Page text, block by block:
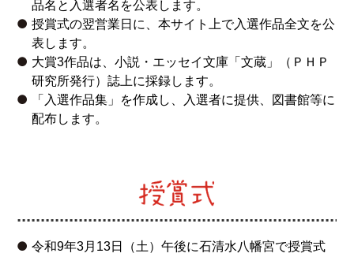
授賞式を石清水八幡宮清峯殿で行いました。
2017.09.22
10月13日（金）選考委員長・山折哲雄さんによるエッ
セイ大賞創設記念講演を開催します！
2017.09.15
体制（後援）を更新しました。
品名と入選者名を公表します。
授賞式の翌営業日に、本サイト上で入選作品全文を公
表します。
大賞3作品は、小説・エッセイ文庫「文蔵」（ＰＨＰ
研究所発行）誌上に採録します。
「入選作品集」を作成し、入選者に提供、図書館等に
配布します。
令和9年3月13日（土）午後に石清水八幡宮で授賞式